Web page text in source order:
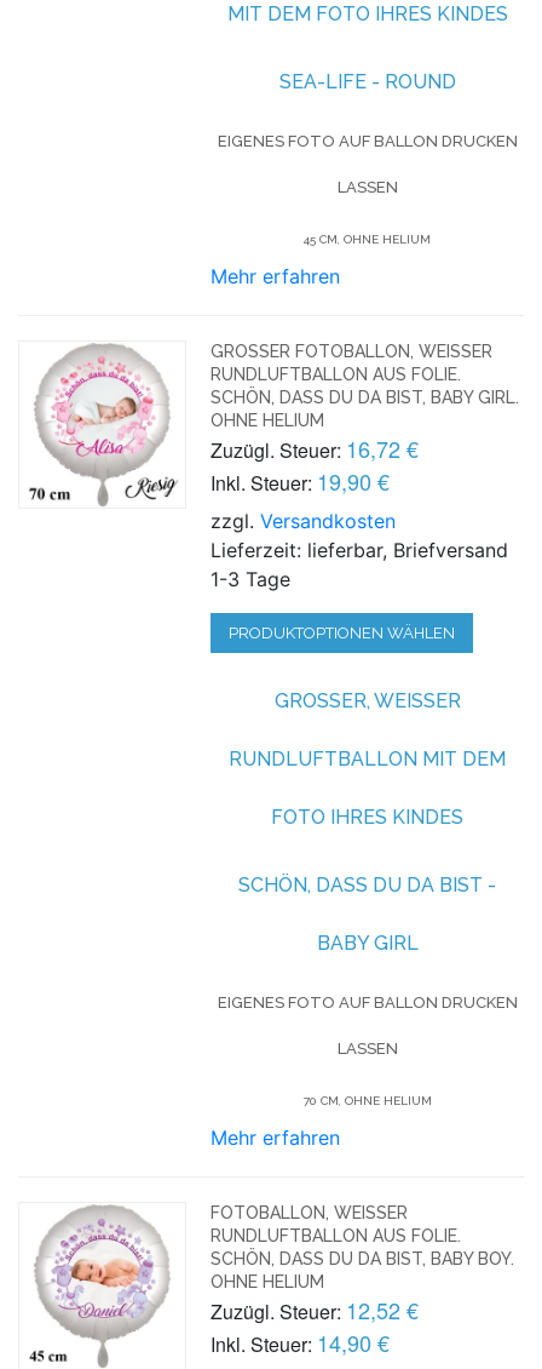
IT DEM FOTO IHRES KINDES
SEA-LIFE - ROUND
EIGENES FOTO AUF BALLON DRUCKEN
LASSEN
45 CM, OHNE HELIUM
Mehr erfahren
GROSSER FOTOBALLON, WEISSER RU
NDLUFTBALLON AUS FOLIE. SC
HÖN, DASS DU DA BIST, BABY GIRL. OH
NE HELIUM
Zuzügl. Steuer: 16,72 €
Inkl. Steuer: 19,90 €
zzgl.Versandkosten
Lieferzeit: lieferbar, Briefversand
1-3 Tage
PRODUKTOPTIONEN WÄHLEN
GROSSER, WEISSER RU
NDLUFTBALLON MIT DEM FO
TO IHRES KINDES
SCHÖN, DASS DU DA BIST -
BABY GIRL
EIGENES FOTO AUF BALLON DRUCKEN
LASSEN
70 CM, OHNE HELIUM
Mehr erfahren
FOTOBALLON, WEISSER R
UNDLUFTBALLON AUS FOLIE. S
CHÖN, DASS DU DA BIST, BABY BOY. O
HNE HELIUM
Zuzügl. Steuer: 12,52 €
Inkl. Steuer: 14,90 €